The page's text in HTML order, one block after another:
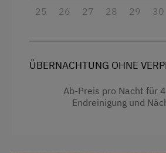
Tischtennis
Außenschwimmbecken
Kinderbett zur Verfügung.
4 Plattenherd
25
26
27
28
29
30
ÜBERNACHTUNG OHNE
Ab-Preis pro Nacht für
Endreinigung und